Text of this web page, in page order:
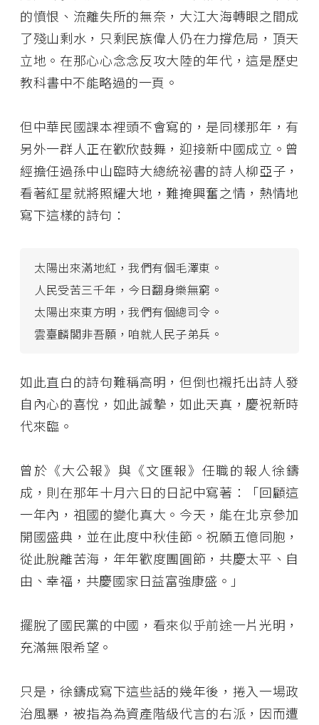
的憤恨、流離失所的無奈，大江大海轉眼之間成
了殘山剩水，只剩民族偉人仍在力撐危局，頂天
立地。在那心心念念反攻大陸的年代，這是歷史
教科書中不能略過的一頁。
但中華民國課本裡頭不會寫的，是同樣那年，有
另外一群人正在歡欣鼓舞，迎接新中國成立。曾
經擔任過孫中山臨時大總統祕書的詩人柳亞子，
看著紅星就將照耀大地，難掩興奮之情，熱情地
寫下這樣的詩句：
太陽出來滿地紅，我們有個毛澤東。
人民受苦三千年，今日翻身樂無窮。
太陽出來東方明，我們有個總司令。
雲臺麟閣非吾願，咱就人民子弟兵。
如此直白的詩句難稱高明，但倒也襯托出詩人發
自內心的喜悅，如此誠摯，如此天真，慶祝新時
代來臨。
曾於《大公報》與《文匯報》任職的報人徐鑄
成，則在那年十月六日的日記中寫著：「回顧這
一年內，祖國的變化真大。今天，能在北京參加
開國盛典，並在此度中秋佳節。祝願五億同胞，
從此脫離苦海，年年歡度團圓節，共慶太平、自
由、幸福，共慶國家日益富強康盛。」
擺脫了國民黨的中國，看來似乎前途一片光明，
充滿無限希望。
只是，徐鑄成寫下這些話的幾年後，捲入一場政
治風暴，被指為為資產階級代言的右派，因而遭